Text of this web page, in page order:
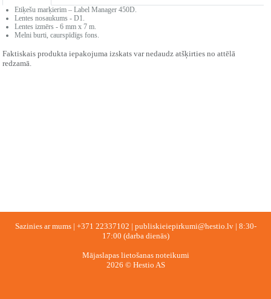
Etiķešu marķierim – Label Manager 450D.
Lentes nosaukums - D1.
Lentes izmērs - 6 mm x 7 m.
Melni burti, caurspīdīgs fons.
Faktiskais produkta iepakojuma izskats var nedaudz atšķirties no attēlā
redzamā.
Sazinies ar mums | +371 22337102 | publiskieiepirkumi@hestio.lv| 8:30-
17:00 (darba dienās)
Mājaslapas lietošanas noteikumi
2026 © Hestio AS